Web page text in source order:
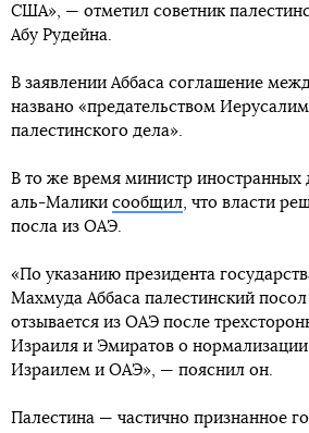
США», — отметил советник
Абу Рудейна.
В заявлении Аббаса соглашение
названо «предательством
палестинского дела».
В то же время министр иностранных
аль-Малики сообщил, что власти
посла из ОАЭ.
«По указанию президента
Махмуда Аббаса палестинский
отзывается из ОАЭ после
Израиля и Эмиратов о
Израилем и ОАЭ», — пояснил он.
Палестина — частично признанное